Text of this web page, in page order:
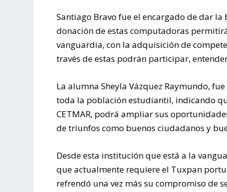
Santiago Bravo fue el encargado de dar
donación de estas computadoras
vanguardia, con la adquisición de
través de estas podrán participar,
La alumna Sheyla Vázquez Raymundo,
toda la población estudiantil, indicando
CETMAR, podrá ampliar sus
de triunfos como buenos ciudadanos y
Desde esta institución que está a la
que actualmente requiere el Tuxpan
refrendó una vez más su compromiso de